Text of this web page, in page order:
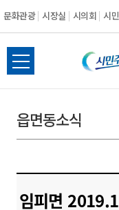
문화관광 시장실 시의회 시
전
체
뉴
열
읍면동소식
임피면